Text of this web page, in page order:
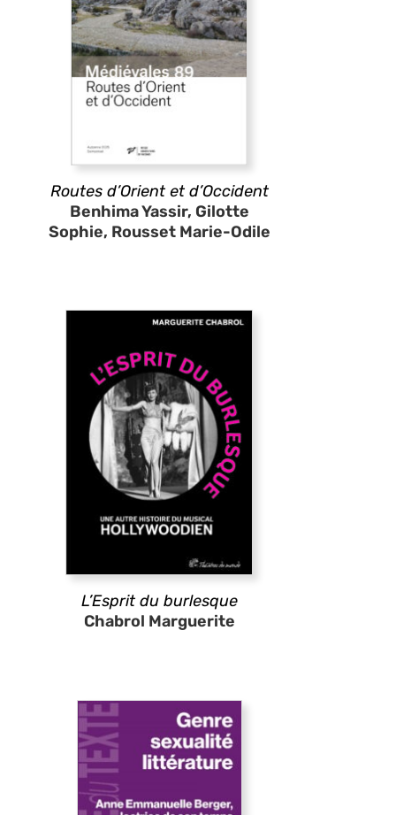
Routes d’Orient et d’Occident
Benhima Yassir, Gilotte
Sophie, Rousset Marie-Odile
L’Esprit du burlesque
Chabrol Marguerite